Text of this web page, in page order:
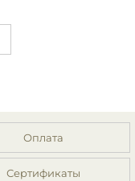
Оплата
Сертификаты